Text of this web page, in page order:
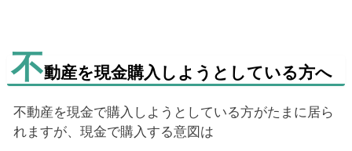
不動産を現金購入しようとしている方へ
不動産を現金で購入しようとしている方がたまに居ら
れますが、現金で購入する意図は